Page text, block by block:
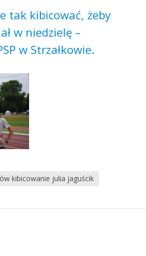
tak kibicować, żeby
w niedzielę –
w Strzałkowie.
kibicowanie julia jaguścik